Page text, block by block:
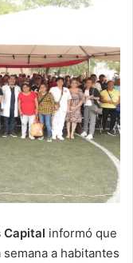
Capital informó que
a habitantes